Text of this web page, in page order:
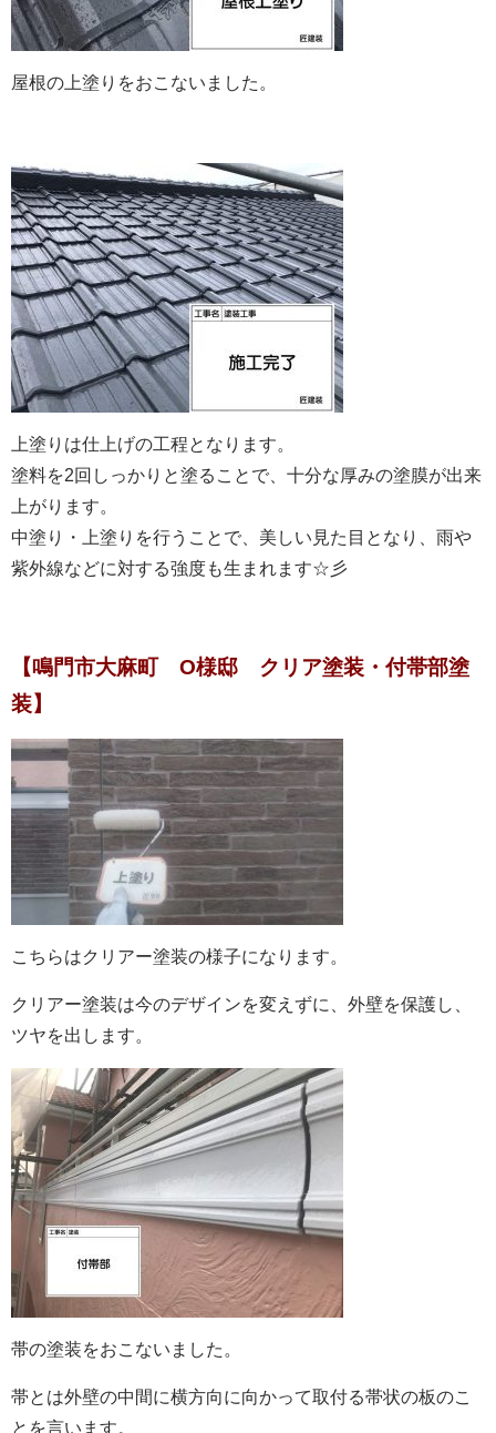
屋根の上塗りをおこないました。
上塗りは仕上げの工程となります。
塗料を2回しっかりと塗ることで、十分な厚みの塗膜が出来
上がります。
中塗り・上塗りを行うことで、美しい見た目となり、雨や
紫外線などに対する強度も生まれます☆彡
【鳴門市大麻町 O様邸 クリア塗装・付帯部塗
装】
こちらはクリアー塗装の様子になります。
クリアー塗装は今のデザインを変えずに、外壁を保護し、
ツヤを出します。
帯の塗装をおこないました。
帯とは外壁の中間に横方向に向かって取付る帯状の板のこ
とを言います。